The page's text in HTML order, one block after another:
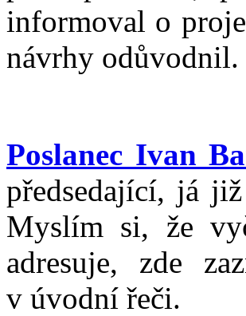
informoval o
návrhy odůvodnil.
Poslanec Ivan
předsedající, já
Myslím si, že
adresuje, zde
v úvodní řeči.